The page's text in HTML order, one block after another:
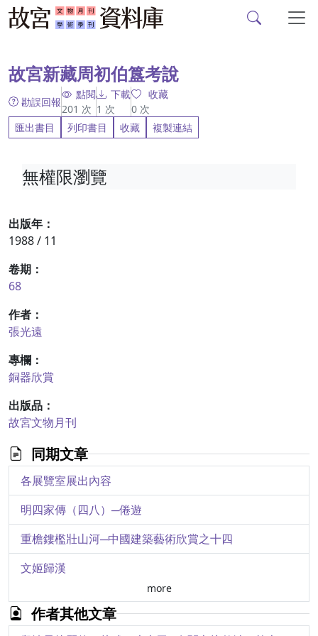
故宮新藏周初伯簋考說
勘誤回報
點閱
201 次
下載
1 次
收藏
0 次
匯出書目
列印書目 收藏 複製連結
出版年：
1988 / 11
卷期：
68
作者：
張光遠
專欄：
銅器欣賞
出版品：
故宮文物月刊
同期文章
各展覽室展出內容
明四家傳（四八）─倦遊
重檐鏤檻壯山河─中國建築藝術欣賞之十四
文姬歸漢
漢朝漆器紋飾初探（五）─人物紋（下）
more
作者其他文章
無權限瀏覽